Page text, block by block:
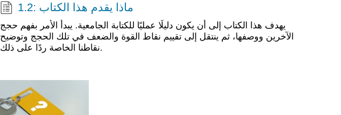
1.2: ماذا يقدم هذا الكتاب
يهدف هذا الكتاب إلى أن يكون دليلًا عمليًا للكتابة الجامعية. يبدأ الأمر بفهم حجج
الآخرين ووصفها، ثم ينتقل إلى تقييم نقاط القوة والضعف في تلك الحجج وتوضيح
نقاطنا الخاصة ردًا على ذلك.